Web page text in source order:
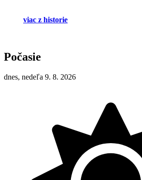
viac z historie
Počasie
dnes, nedeľa 9. 8. 2026